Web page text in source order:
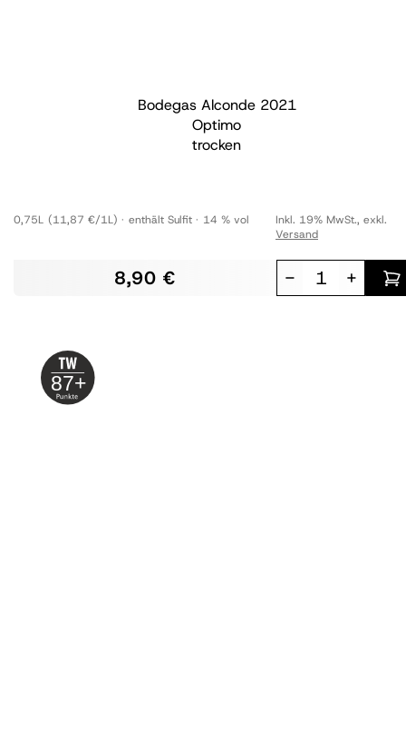
Bodegas Alconde 2021
Optimo
trocken
0,75L (11,87 €/1L) enthält Sulfit 14 % vol
8,90 €
Inkl. 19% MwSt., exkl.
Versand
- +
87+